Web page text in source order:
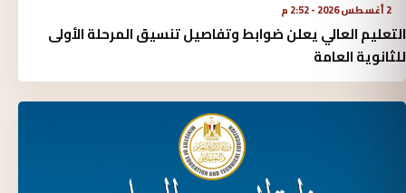
2 أغسطس 2026 - 2:52 م
التعليم العالي يعلن ضوابط وتفاصيل تنسيق المرحلة الأولى
للثانوية العامة